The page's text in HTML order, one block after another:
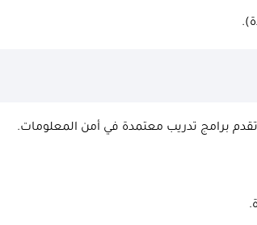
تقدم برامج تدريب معتمدة في أمن المعلومات.